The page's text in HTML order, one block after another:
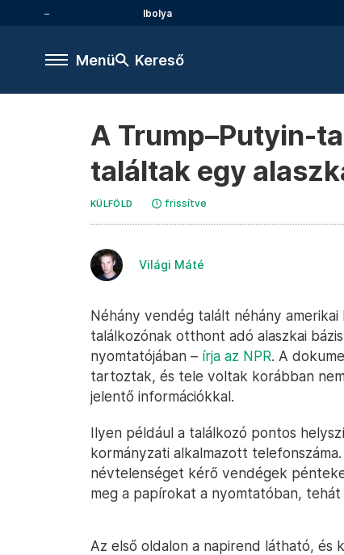
Ibolya
Menü Kereső
A Trump–Putyin-
találtak egy
KÜLFÖLD frissítve
Világi Máté
Néhány vendég talált néhány
találkozónak otthont adó alaszkai
nyomtatójában – írja az NPR. A
tartoztak, és tele voltak korábban
jelentő információkkal.
Ilyen például a találkozó pontos
kormányzati alkalmazott
névtelenséget kérő vendégek
meg a papírokat a nyomtatóban,
Az első oldalon a napirend látható,